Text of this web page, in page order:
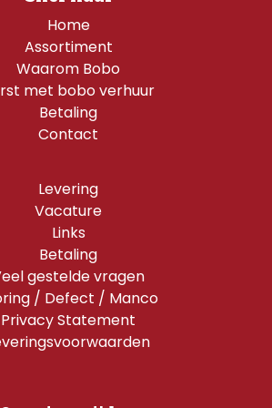
Home
Assortiment
Waarom Bobo
met bobo verhuur
Betaling
Contact
Levering
Vacature
Links
Betaling
gestelde vragen
/ Defect / Manco
Privacy Statement